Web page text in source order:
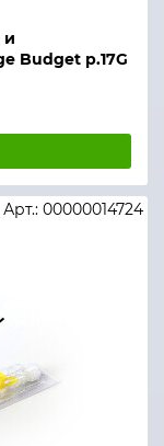
и
Budget р.17G
Арт.: 00000014724